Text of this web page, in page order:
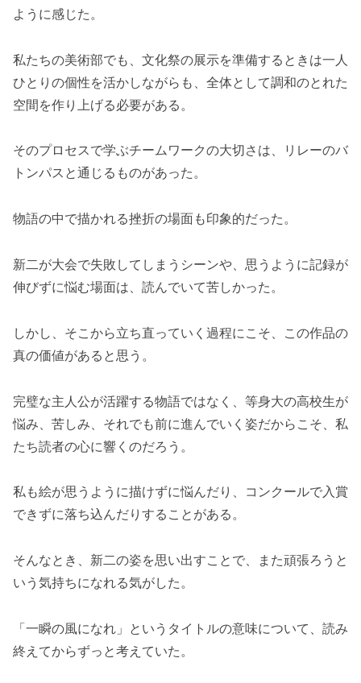
ように感じた。
私たちの美術部でも、文化祭の展示を準備するときは一人
ひとりの個性を活かしながらも、全体として調和のとれた
空間を作り上げる必要がある。
そのプロセスで学ぶチームワークの大切さは、リレーのバ
トンパスと通じるものがあった。
物語の中で描かれる挫折の場面も印象的だった。
新二が大会で失敗してしまうシーンや、思うように記録が
伸びずに悩む場面は、読んでいて苦しかった。
しかし、そこから立ち直っていく過程にこそ、この作品の
真の価値があると思う。
完璧な主人公が活躍する物語ではなく、等身大の高校生が
悩み、苦しみ、それでも前に進んでいく姿だからこそ、私
たち読者の心に響くのだろう。
私も絵が思うように描けずに悩んだり、コンクールで入賞
できずに落ち込んだりすることがある。
そんなとき、新二の姿を思い出すことで、また頑張ろうと
いう気持ちになれる気がした。
「一瞬の風になれ」というタイトルの意味について、読み
終えてからずっと考えていた。